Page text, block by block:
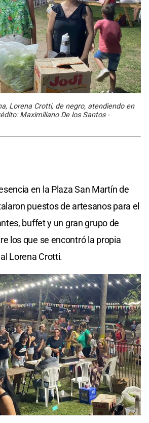
Lorena Crotti, de negro, atendiendo en
Maximiliano De los Santos -
en la Plaza San Martín de
puestos de artesanos para el
buffet y un gran grupo de
los que se encontró la propia
Lorena Crotti.